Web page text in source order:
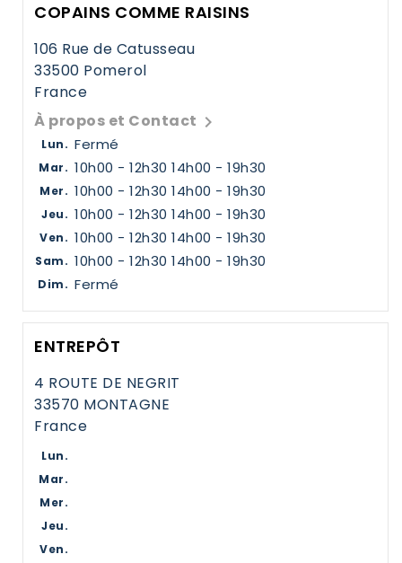
COPAINS COMME RAISINS
106 Rue de Catusseau
33500 Pomerol
France
À propos et Contact 
Lun. Fermé
Mar. 10h00 - 12h30 14h00 - 19h30
Mer. 10h00 - 12h30 14h00 - 19h30
Jeu. 10h00 - 12h30 14h00 - 19h30
Ven. 10h00 - 12h30 14h00 - 19h30
Sam. 10h00 - 12h30 14h00 - 19h30
Dim. Fermé
ENTREPÔT
4 ROUTE DE NEGRIT
33570 MONTAGNE
France
Lun.
Mar.
Mer.
Jeu.
Ven.